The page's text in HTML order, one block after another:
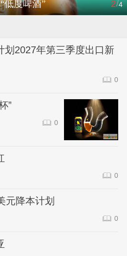
低度啤酒” 2/4
划2027年第三季度出口新
0
”
0
0
元降本计划
0